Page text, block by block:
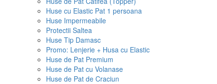
Huse cu Elastic Pat 1 persoana
Huse Impermeabile
Protectii Saltea
Huse Tip Damasc
Promo: Lenjerie + Husa cu Elastic
Huse de Pat Premium
Huse de Pat cu Volanase
Huse de Pat de Craciun